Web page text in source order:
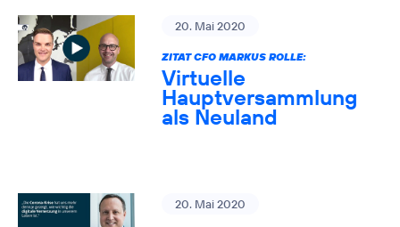
20. Mai 2020
ZITAT CFO MARKUS ROLLE:
Virtuelle
Hauptversammlung
als Neuland
20. Mai 2020